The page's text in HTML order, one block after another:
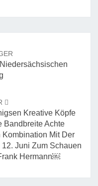
Kreative Köpfe
Bandbreite Achte
Mit Der
Juni Zum Schauen
Hermann￼